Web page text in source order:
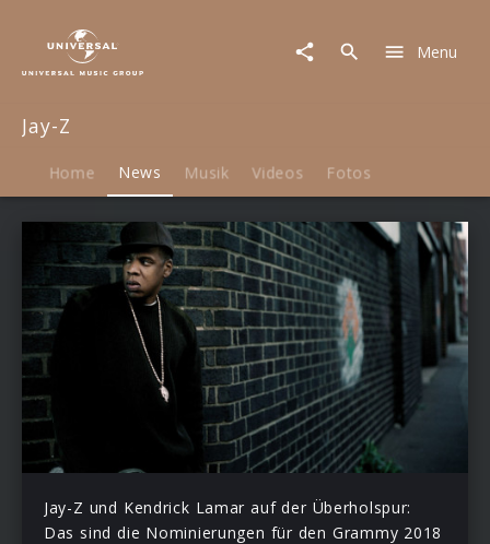
News
Menu
Jay-Z
Home News Musik Videos Fotos
Jay-Z und Kendrick Lamar auf der Überholspur:
Das sind die Nominierungen für den Grammy 2018